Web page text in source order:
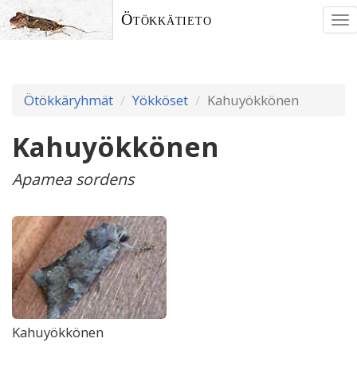
Ötökkätieto
Ötökkäryhmät Yökköset Kahuyökkönen
Kahuyökkönen
Apamea sordens
Kahuyökkönen